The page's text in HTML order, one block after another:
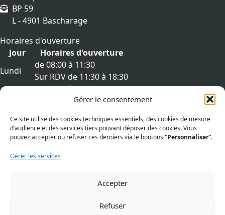
Gérer le consentement
Ce site utilise des cookies techniques essentiels, des cookies de mesure
d’audience et des services tiers pouvant déposer des cookies. Vous
pouvez accepter ou refuser ces derniers via le boutons “Personnaliser”.
Gérer les services
Accepter
Refuser
BP 59
L - 4901 Bascharage
Horaires d'ouverture
Jour
Horaires d'ouverture
Lundi
de 08:00 à 11:30
Sur RDV de 11:30 à 18:30
Mardi
de 08:00 à 11:30
Sur RDV de 11:30 à 18:30
Mercredi
Sur RDV de 11:30 à 18:30
Jeudi
de 08:00 à 11:30
de 08:00 à 11:30